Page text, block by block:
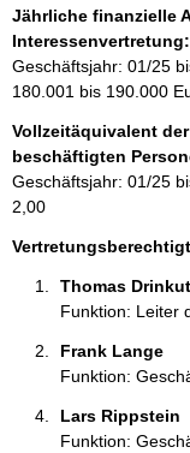
o
r
m
a
i
o
n
e
n
Jährliche finanzielle
Interessenvertretung:
Geschäftsjahr: 01/25
180.001 bis 190.000
Vollzeitäquivalent
beschäftigten
Geschäftsjahr: 01/25
2,00
Thomas
Funktion: Leiter
Frank Lange
Funktion:
Lars Rippstein
Funktion: